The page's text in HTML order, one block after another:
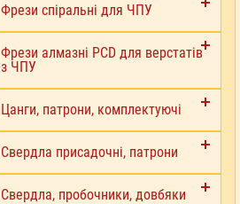
Фрези спіральні для ЧПУ
Фрези алмазні PCD для верстатів
з ЧПУ
Цанги, патрони, комплектуючі
Свердла присадочні, патрони
Свердла, пробочники, довбяки